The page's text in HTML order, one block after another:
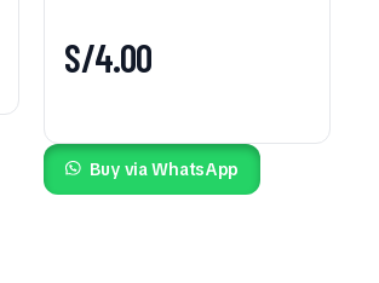
S/4.00
Buy via WhatsApp